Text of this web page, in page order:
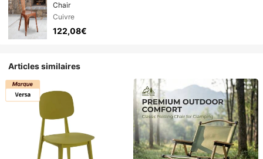
Chair
Cuivre
122,08€
Articles similaires